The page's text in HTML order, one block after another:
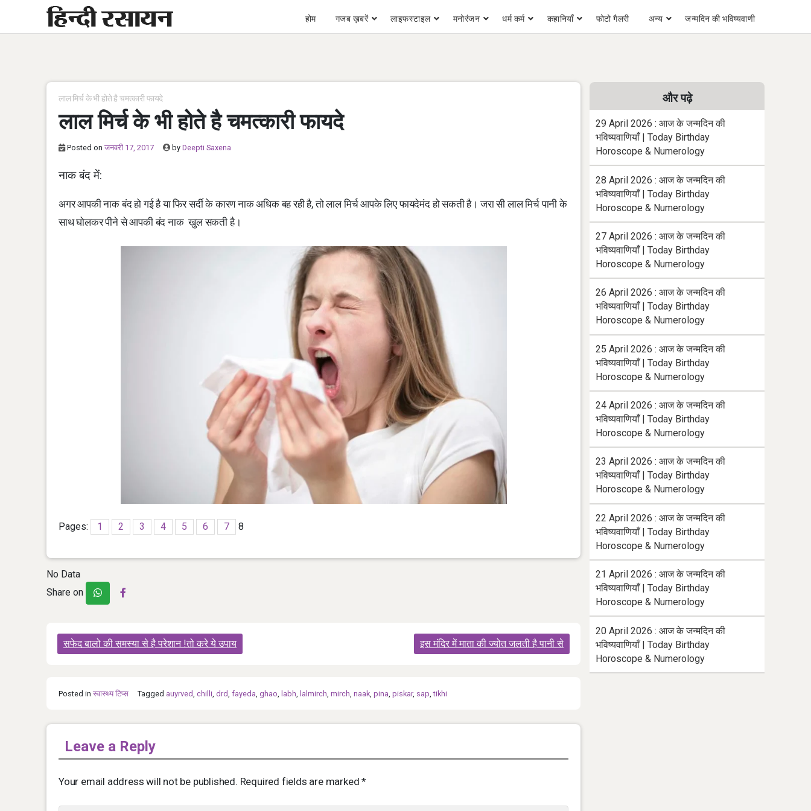
content
होम गजब ख़बरें लाइफस्टाइल मनोरंजन धर्म कर्म कहानियाँ फोटो गैलरी अन्य जन्मदिन की भविष्यवाणी
लाल मिर्च के भी होते है चमत्कारी फायदे
लाल मिर्च के भी होते है चमत्कारी फायदे
Posted on जनवरी 17, 2017 by Deepti Saxena
नाक बंद में:
अगर आपकी नाक बंद हो गई है या फिर सर्दी के कारण नाक अधि‍क बह रही है, तो लाल मिर्च आपके लिए फायदेमंद हो सकती है। जरा सी लाल मिर्च पानी के
साथ घोलकर पीने से आपकी बंद नाक खुल सकती है।
Pages: 1 2 3 4 5 6 7 8
No Data
Share on
Post
navigation
सफेद बालो की समस्या से है परेशान !तो करे ये उपाय इस मंदिर में माता की ज्योत जलती है पानी से
Posted in स्‍वास्‍थ्‍य टिप्‍स Tagged auyrved chilli drd fayeda ghao labh lalmirch mirch naak pina piskar, sap ,tikhi
Leave a Reply
Your email address will not be published. Required fields are marked*
और पढ़े
29 April 2026 : आज के जन्मदिन की
भविष्यवाणियाँ | Today Birthday
Horoscope & Numerology
28 April 2026 : आज के जन्मदिन की
भविष्यवाणियाँ | Today Birthday
Horoscope & Numerology
27 April 2026 : आज के जन्मदिन की
भविष्यवाणियाँ | Today Birthday
Horoscope & Numerology
26 April 2026 : आज के जन्मदिन की
भविष्यवाणियाँ | Today Birthday
Horoscope & Numerology
25 April 2026 : आज के जन्मदिन की
भविष्यवाणियाँ | Today Birthday
Horoscope & Numerology
24 April 2026 : आज के जन्मदिन की
भविष्यवाणियाँ | Today Birthday
Horoscope & Numerology
23 April 2026 : आज के जन्मदिन की
भविष्यवाणियाँ | Today Birthday
Horoscope & Numerology
22 April 2026 : आज के जन्मदिन की
भविष्यवाणियाँ | Today Birthday
Horoscope & Numerology
21 April 2026 : आज के जन्मदिन की
भविष्यवाणियाँ | Today Birthday
Horoscope & Numerology
20 April 2026 : आज के जन्मदिन की
भविष्यवाणियाँ | Today Birthday
Horoscope & Numerology